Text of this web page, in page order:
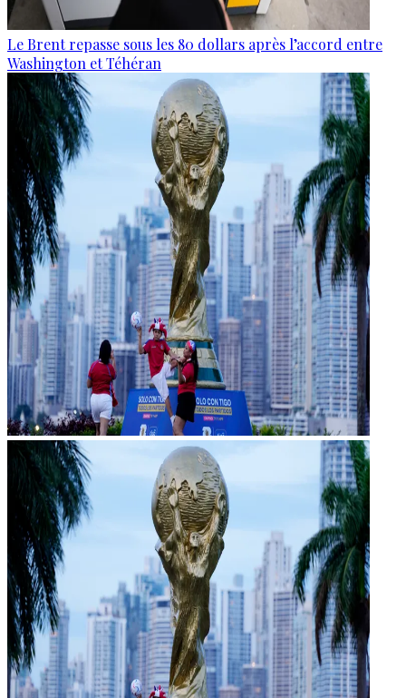
Le Brent repasse sous les 80 dollars après l’accord entre
Washington et Téhéran